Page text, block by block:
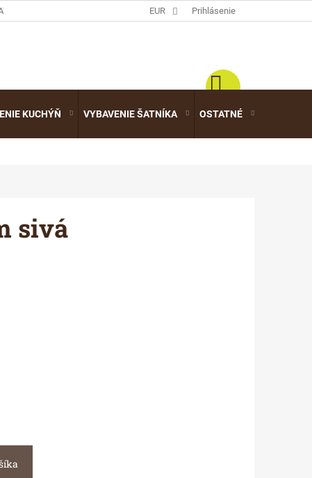
EUR Prihlásenie
KUCHÝŇ VYBAVENIE ŠATNÍKA OSTATNÉ
sivá